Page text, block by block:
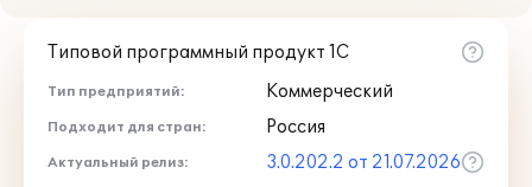
Типовой программный продукт 1С
Тип предприятий: Коммерческий
Подходит для стран: Россия
Актуальный релиз: 3.0.202.2 от 21.07.2026